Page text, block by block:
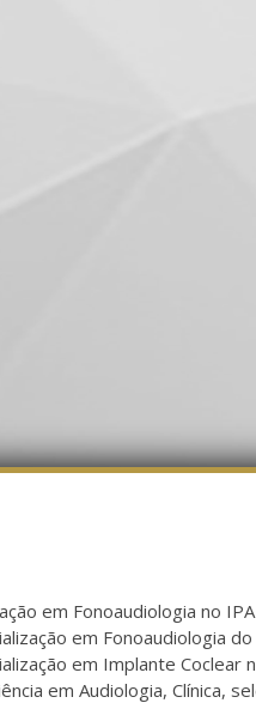
em Fonoaudiologia no
em Fonoaudiologia
em Implante Coclear
em Audiologia, Clínica,